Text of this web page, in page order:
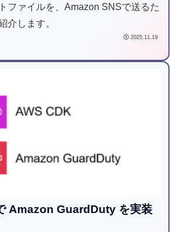
ファイルを、Amazon SNSで送るた
介します。
2025.11.19
Amazon GuardDuty を実装